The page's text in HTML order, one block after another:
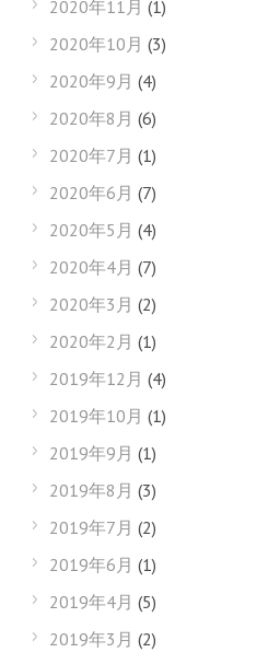
2020年11月 (1)
2020年10月 (3)
2020年9月 (4)
2020年8月 (6)
2020年7月 (1)
2020年6月 (7)
2020年5月 (4)
2020年4月 (7)
2020年3月 (2)
2020年2月 (1)
2019年12月 (4)
2019年10月 (1)
2019年9月 (1)
2019年8月 (3)
2019年7月 (2)
2019年6月 (1)
2019年4月 (5)
2019年3月 (2)